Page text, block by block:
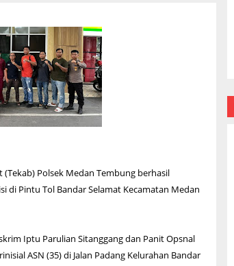
(Tekab) Polsek Medan Tembung berhasil
di Pintu Tol Bandar Selamat Kecamatan Medan
Iptu Parulian Sitanggang dan Panit Opsnal
ASN (35) di Jalan Padang Kelurahan Bandar